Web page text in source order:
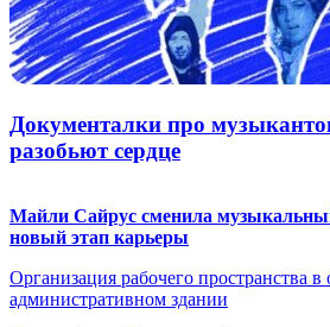
Документалки про
разобьют сердце
Майли Сайрус сменила
новый этап карьеры
Организация рабочего пространства в
административном здании